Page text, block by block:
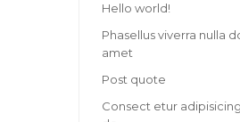
Hello world!
Phasellus viverra nulla
amet
Post quote
Consect etur